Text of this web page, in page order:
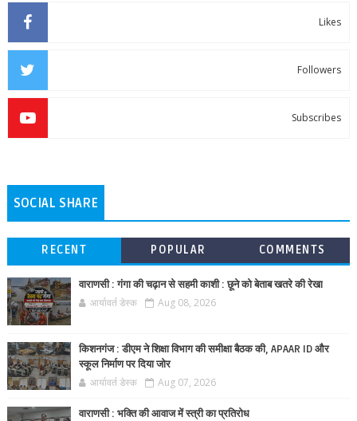
Likes
Followers
Subscribes
SOCIAL SHARE
RECENT POPULAR COMMENTS
वाराणसी : गंगा की चढ़ान से सहमी काशी : छूने को बेताब खतरे की रेखा
आर्यावर्त डेस्क Aug 08, 2026
किशनगंज : डीएम ने शिक्षा विभाग की समीक्षा बैठक की, APAAR ID और
स्कूल निर्माण पर दिया जोर
आर्यावर्त डेस्क Aug 07, 2026
वाराणसी : भक्ति की आवाज में स्त्री का प्रतिरोध